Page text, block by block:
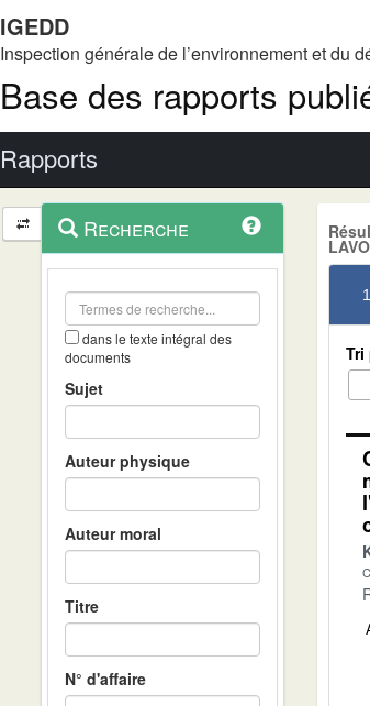
IGEDD
Inspection générale de l’environnement et du
Base des rapports
Rapports
Navigation
et
outils
contextuel
Recherche
dans le texte intégral des
documents
Sujet
Auteur physique
Auteur moral
Titre
N° d'affaire
Tri